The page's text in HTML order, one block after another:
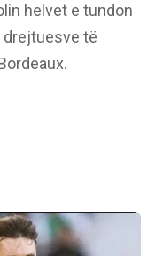
helvet e tundon
drejtuesve të